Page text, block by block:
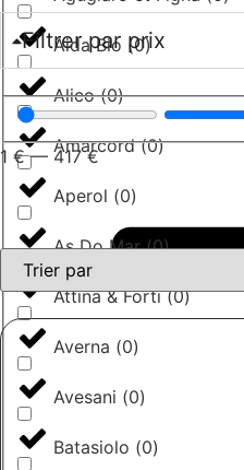
Aida Bio (0)
Alico(0)
Amarcord(0)
Aperol (0)
As Do Mar(0)
Attina & Forti(0)
Averna (0)
Avesani (0)
Batasiolo (0)
Filtrer par prix
1 €— 417€